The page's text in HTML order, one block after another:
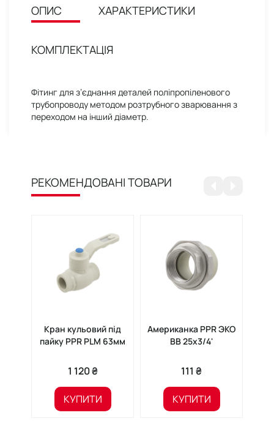
ОПИС ХАРАКТЕРИСТИКИ
КОМПЛЕКТАЦІЯ
Фітинг для з’єднання деталей поліпропіленового
трубопроводу методом розтрубного зварювання з
переходом на інший діаметр.
РЕКОМЕНДОВАНІ ТОВАРИ
Кран кульовий під
пайку PPR PLM 63мм
1 120 ₴
КУПИТИ
Американка PPR ЭКО
ВВ 25x3/4'
111 ₴
КУПИТИ